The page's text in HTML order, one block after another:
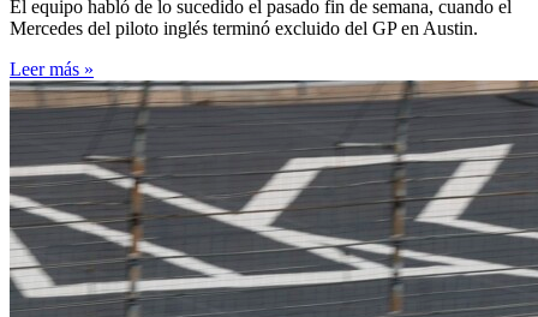
El equipo habló de lo sucedido el pasado fin de semana, cuando el
Mercedes del piloto inglés terminó excluido del GP en Austin.
Leer más »